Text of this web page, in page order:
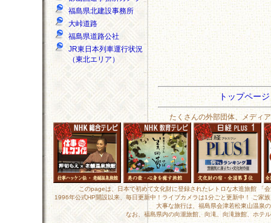
福島県北建設事務所
大峠道路
福島県道路公社
JR東日本列車運行状況
（東北エリア）
トップペー
たくさんの外部団体、メディ
このpageは、日本で初めて文化財に登録されたレトロな木造旅館
1996年公式HP開設以来、毎日更新中！ライブカメラは1分ごと更新中！ ご家
大事な旅行は、福島県会津若松東山温泉
なお、福島県内の向瀧旅館、向滝、向滝旅館、ホテ